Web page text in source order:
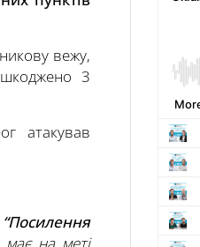
вежу,
3
атакував
“Посилення